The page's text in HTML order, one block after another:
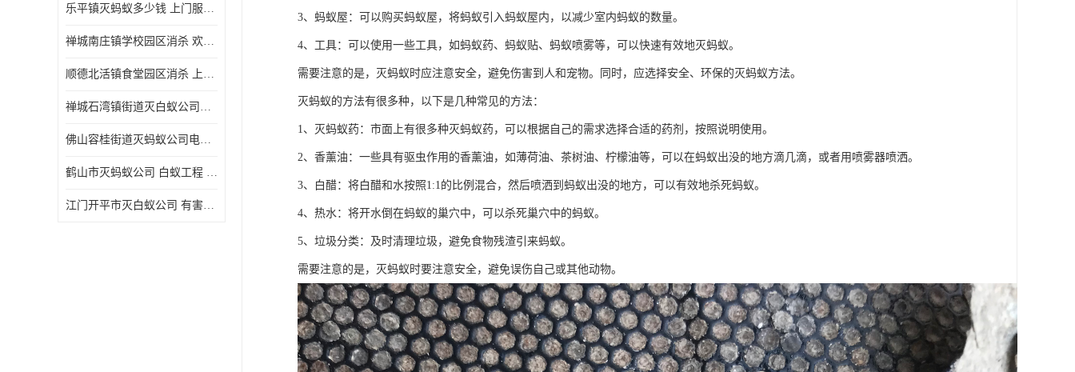
乐平镇灭蚂蚁多少钱 上门服务 确定方案
禅城南庄镇学校园区消杀 欢迎电话咨询 价格优惠
顺德北活镇食堂园区消杀 上门服务 确定方案
禅城石湾镇街道灭白蚁公司电话 病媒生物防治 上门服务 确定方案
佛山容桂街道灭蚂蚁公司电话 白蚁防治 上门服务 确定方案
鹤山市灭蚂蚁公司 白蚁工程 欢迎电话咨询 价格优惠
江门开平市灭白蚁公司 有害生物防治 上门服务 确定方案
3、蚂蚁屋：可以购买蚂蚁屋，将蚂蚁引入蚂蚁屋内，以减少室内蚂蚁的数量。
4、工具：可以使用一些工具，如蚂蚁药、蚂蚁贴、蚂蚁喷雾等，可以快速有效地灭蚂蚁。
需要注意的是，灭蚂蚁时应注意安全，避免伤害到人和宠物。同时，应选择安全、环保的灭蚂蚁方法。
灭蚂蚁的方法有很多种，以下是几种常见的方法：
1、灭蚂蚁药：市面上有很多种灭蚂蚁药，可以根据自己的需求选择合适的药剂，按照说明使用。
2、香薰油：一些具有驱虫作用的香薰油，如薄荷油、茶树油、柠檬油等，可以在蚂蚁出没的地方滴几滴，或者用喷雾器喷洒。
3、白醋：将白醋和水按照1:1的比例混合，然后喷洒到蚂蚁出没的地方，可以有效地杀死蚂蚁。
4、热水：将开水倒在蚂蚁的巢穴中，可以杀死巢穴中的蚂蚁。
5、垃圾分类：及时清理垃圾，避免食物残渣引来蚂蚁。
需要注意的是，灭蚂蚁时要注意安全，避免误伤自己或其他动物。